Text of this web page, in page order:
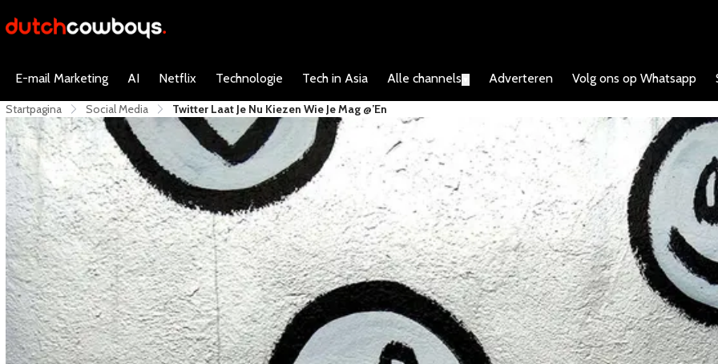
E-mail Marketing AI Netflix Technologie Tech in Asia Alle channels Adverteren Volg ons op Whatsapp
Startpagina Social Media ​Twitter Laat Je Nu Kiezen Wie Je Mag @’en